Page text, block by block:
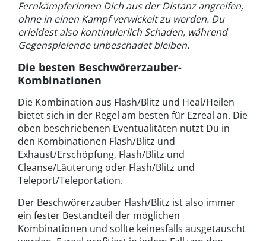
Fernkämpferinnen Dich aus der Distanz angreifen,
ohne in einen Kampf verwickelt zu werden. Du
erleidest also kontinuierlich Schaden, während
Gegenspielende unbeschadet bleiben.
Die besten Beschwörerzauber-
Kombinationen
Die Kombination aus Flash/Blitz und Heal/Heilen
bietet sich in der Regel am besten für Ezreal an. Die
oben beschriebenen Eventualitäten nutzt Du in
den Kombinationen Flash/Blitz und
Exhaust/Erschöpfung, Flash/Blitz und
Cleanse/Läuterung oder Flash/Blitz und
Teleport/Teleportation.
Der Beschwörerzauber Flash/Blitz ist also immer
ein fester Bestandteil der möglichen
Kombinationen und sollte keinesfalls ausgetauscht